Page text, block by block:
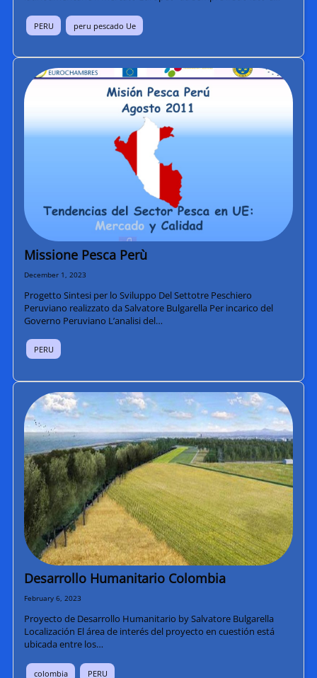
PERU peru pescado Ue
Missione Pesca Perù
December 1, 2023
Progetto Sintesi per lo Sviluppo Del Settotre Peschiero
Peruviano realizzato da Salvatore Bulgarella Per incarico del
Governo Peruviano L’analisi del…
PERU
Desarrollo Humanitario Colombia
February 6, 2023
Proyecto de Desarrollo Humanitario by Salvatore Bulgarella
Localización El área de interés del proyecto en cuestión está
ubicada entre los…
colombia PERU